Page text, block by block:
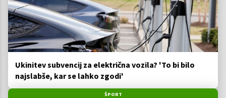
Ukinitev subvencij za električna vozila? 'To bi bilo
najslabše, kar se lahko zgodi'
ŠPORT